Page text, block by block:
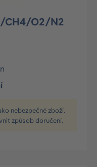
CH4/O2/N2
nebezpečné zboží.
způsob doručení.